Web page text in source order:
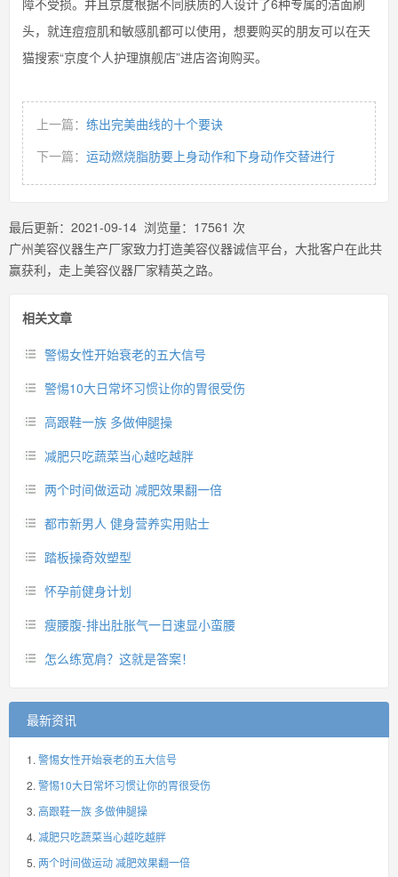
障不受损。并且京度根据不同肤质的人设计了6种专属的洁面刷
头，就连痘痘肌和敏感肌都可以使用，想要购买的朋友可以在天
猫搜索“京度个人护理旗舰店”进店咨询购买。
上一篇： 练出完美曲线的十个要诀
下一篇： 运动燃烧脂肪要上身动作和下身动作交替进行
最后更新： 2021-09-14 浏览量： 17561 次
广州美容仪器生产厂家致力打造美容仪器诚信平台，大批客户在此共
赢获利，走上美容仪器厂家精英之路。
相关文章
警惕女性开始衰老的五大信号
警惕10大日常坏习惯让你的胃很受伤
高跟鞋一族 多做伸腿操
减肥只吃蔬菜当心越吃越胖
两个时间做运动 减肥效果翻一倍
都市新男人 健身营养实用贴士
踏板操奇效塑型
怀孕前健身计划
瘦腰腹-排出肚胀气一日速显小蛮腰
怎么练宽肩？这就是答案！
最新资讯
警惕女性开始衰老的五大信号
警惕10大日常坏习惯让你的胃很受伤
高跟鞋一族 多做伸腿操
减肥只吃蔬菜当心越吃越胖
两个时间做运动 减肥效果翻一倍